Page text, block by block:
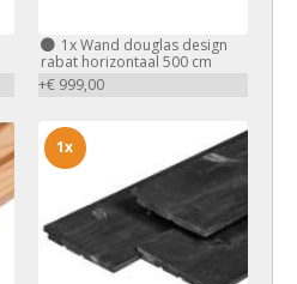
1xWand douglas design
rabat horizontaal 500 cm
+€ 999,00
1x